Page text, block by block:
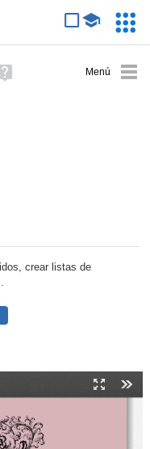
avanzada
Ayuda
(en
crear listas de